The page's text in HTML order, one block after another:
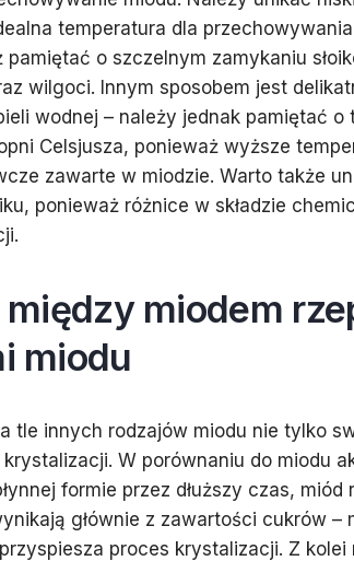
temperatura dla
o szczelnym zamykaniu
wilgoci. Innym sposobem jest
wodnej – należy jednak pamiętać o
Celsjusza, ponieważ wyższe
zawarte w miodzie. Warto także
ponieważ różnice w składzie
miodem
miodu
tle innych rodzajów miodu nie tylko
W porównaniu do miodu
formie przez dłuższy czas,
głównie z zawartości cukrów –
proces krystalizacji. Z kolei